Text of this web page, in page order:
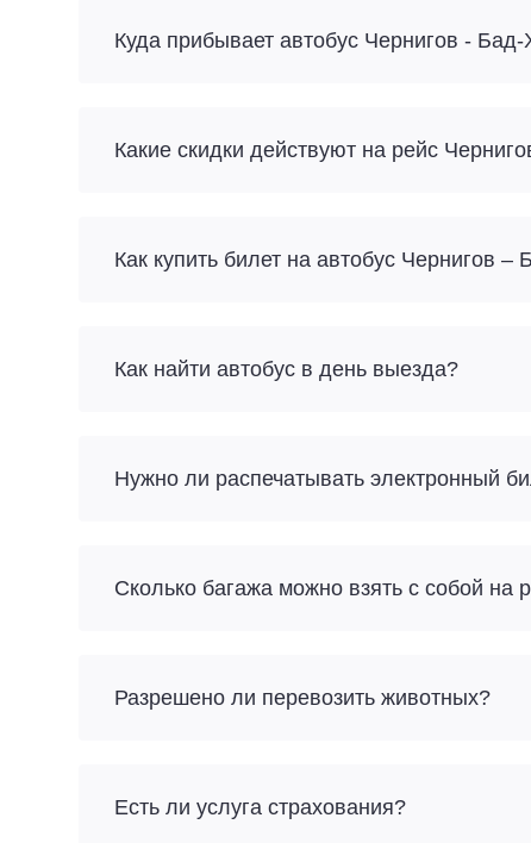
Куда прибывает автобус Чернигов -
Какие скидки действуют на рейс
Как купить билет на автобус Чернигов
Как найти автобус в день выезда?
Нужно ли распечатывать электронный
Разрешено ли перевозить животных?
Есть ли услуга страхования?